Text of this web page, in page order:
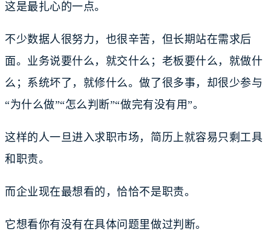
这是最扎心的一点。
不少数据人很努力，也很辛苦，但长期站在需求后
面。业务说要什么，就交什么；老板要什么，就做什
么；系统坏了，就修什么。做了很多事，却很少参与
“为什么做”“怎么判断”“做完有没有用”。
这样的人一旦进入求职市场，简历上就容易只剩工具
和职责。
而企业现在最想看的，恰恰不是职责。
它想看你有没有在具体问题里做过判断。